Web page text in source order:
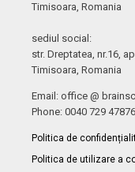
Timisoara, Romania
sediul social:
str. Dreptatea, nr.16,
Timisoara, Romania
Email: office @
Phone: 0040 729
Politica de
Politica de utilizare a